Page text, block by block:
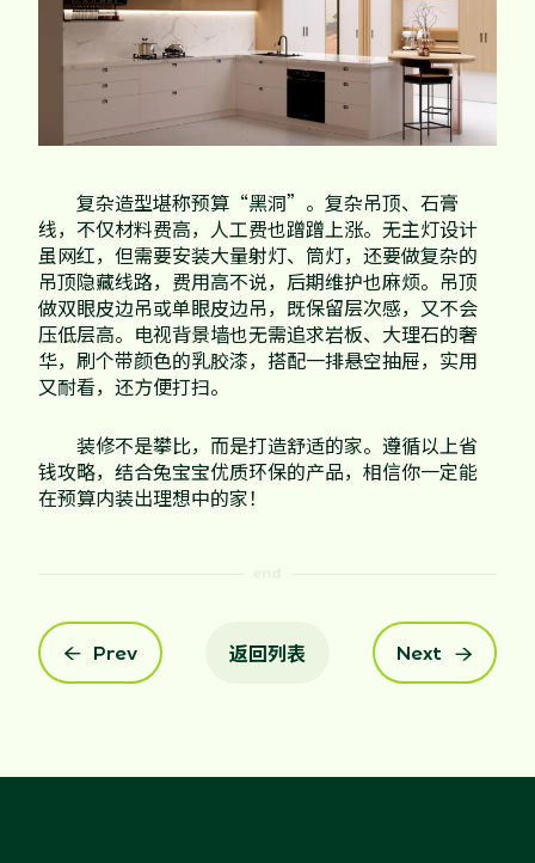
复杂造型堪称预算“黑洞”。复杂吊顶、石膏
线，不仅材料费高，人工费也蹭蹭上涨。无主灯设计
虽网红，但需要安装大量射灯、筒灯，还要做复杂的
吊顶隐藏线路，费用高不说，后期维护也麻烦。吊顶
做双眼皮边吊或单眼皮边吊，既保留层次感，又不会
压低层高。电视背景墙也无需追求岩板、大理石的奢
华，刷个带颜色的乳胶漆，搭配一排悬空抽屉，实用
又耐看，还方便打扫。
装修不是攀比，而是打造舒适的家。遵循以上省
钱攻略，结合兔宝宝优质环保的产品，相信你一定能
在预算内装出理想中的家！
 Prev 返回列表 Next 